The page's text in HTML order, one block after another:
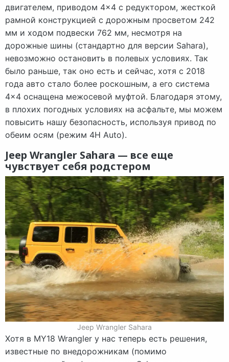
двигателем, приводом 4×4 с редуктором, жесткой
рамной конструкцией с дорожным просветом 242
мм и ходом подвески 762 мм, несмотря на
дорожные шины (стандартно для версии Sahara),
невозможно остановить в полевых условиях. Так
было раньше, так оно есть и сейчас, хотя с 2018
года авто стало более роскошным, а его система
4×4 оснащена межосевой муфтой. Благодаря этому,
в плохих погодных условиях на асфальте, мы можем
повысить нашу безопасность, используя привод по
обеим осям (режим 4H Auto).
Jeep Wrangler Sahara — все еще
чувствует себя родстером
Jeep Wrangler Sahara
Хотя в MY18 Wrangler у нас теперь есть решения,
известные по внедорожникам (помимо